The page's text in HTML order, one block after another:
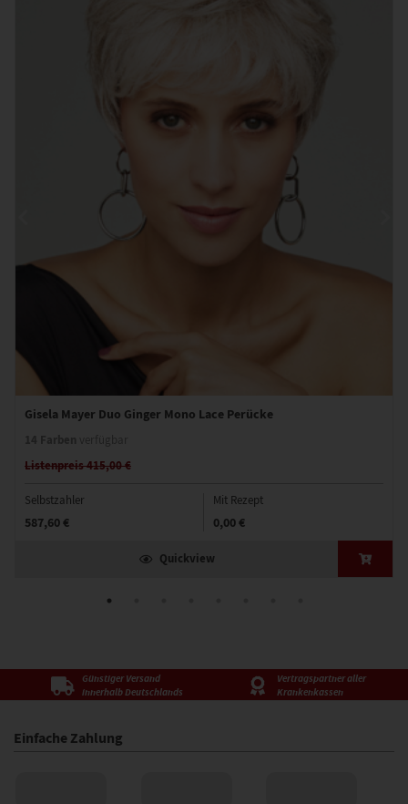
Gisela Mayer Duo Ginger Mono Lace Perücke
Listenpreis 415,00 €
Selbstzahler
587,60 €
Mit Rezept
0,00 €
Quickview
Günstiger Versand
innerhalb Deutschlands
Vertragspartner aller
Krankenkassen
Einfache Zahlung